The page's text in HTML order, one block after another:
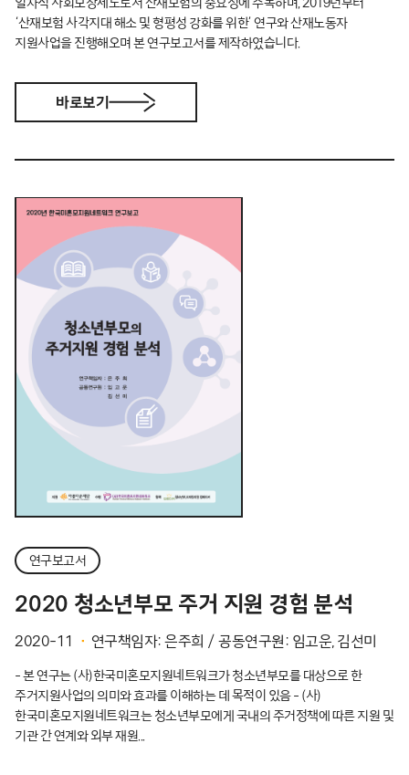
‘산재보험 사각지대 해소 및 형평성 강화를 위한’ 연구와 산재노동자
지원사업을 진행해오며 본 연구보고서를 제작하였습니다.
바로보기
연구보고서
2020 청소년부모 주거 지원 경험 분석
2020-11 연구책임자: 은주희 / 공동연구원: 임고운, 김선미
- 본 연구는 (사)한국미혼모지원네트워크가 청소년부모를 대상으로 한
주거지원사업의 의미와 효과를 이해하는 데 목적이 있음 - (사)
한국미혼모지원네트워크는 청소년부모에게 국내의 주거정책에 따른 지원 및
기관 간 연계와 외부 재원...